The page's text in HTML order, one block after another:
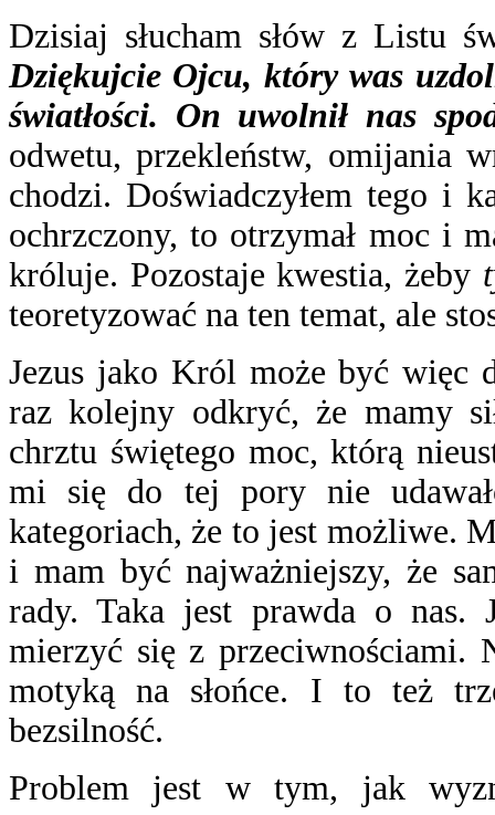
Dzisiaj słucham słów z Listu
Dziękujcie Ojcu, który was
światłości. On uwolnił nas
odwetu, przekleństw, omijania
chodzi. Doświadczyłem tego i
ochrzczony, to otrzymał moc i
króluje. Pozostaje kwestia, żeby
teoretyzować na ten temat, ale
Jezus jako Król może być więc
raz kolejny odkryć, że mamy
chrztu świętego moc, którą
mi się do tej pory nie
kategoriach, że to jest możliwe.
i mam być najważniejszy, że
rady. Taka jest prawda o nas.
mierzyć się z
motyką na słońce. I to też
bezsilność.
Problem jest w tym, jak